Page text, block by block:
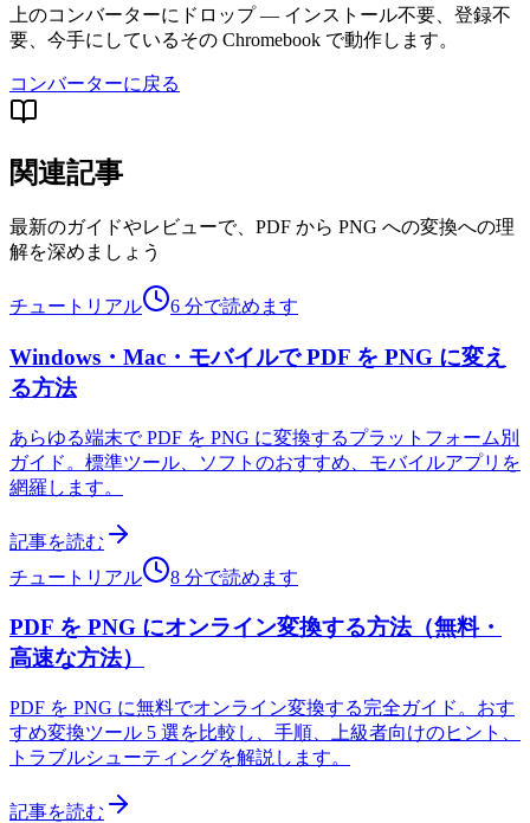
上のコンバーターにドロップ — インストール不要、登録不
要、今手にしているその Chromebook で動作します。
コンバーターに戻る
関連記事
最新のガイドやレビューで、PDF から PNG への変換への理
解を深めましょう
チュートリアル 6 分で読めます
Windows・Mac・モバイルで PDF を PNG に変え
る方法
あらゆる端末で PDF を PNG に変換するプラットフォーム別
ガイド。標準ツール、ソフトのおすすめ、モバイルアプリを
網羅します。
記事を読む
チュートリアル
8 分で読めます
PDF を PNG にオンライン変換する方法（無料・
高速な方法）
PDF を PNG に無料でオンライン変換する完全ガイド。おす
すめ変換ツール 5 選を比較し、手順、上級者向けのヒント、
トラブルシューティングを解説します。
記事を読む